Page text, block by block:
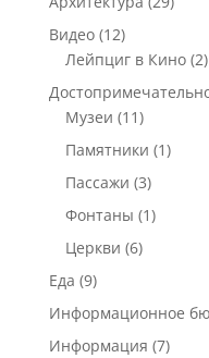
Видео(12)
Лейпциг в Кино(2)
Музеи (11)
Памятники (1)
Пассажи (3)
Фонтаны (1)
Церкви (6)
Еда (9)
Информационное
Информация (7)